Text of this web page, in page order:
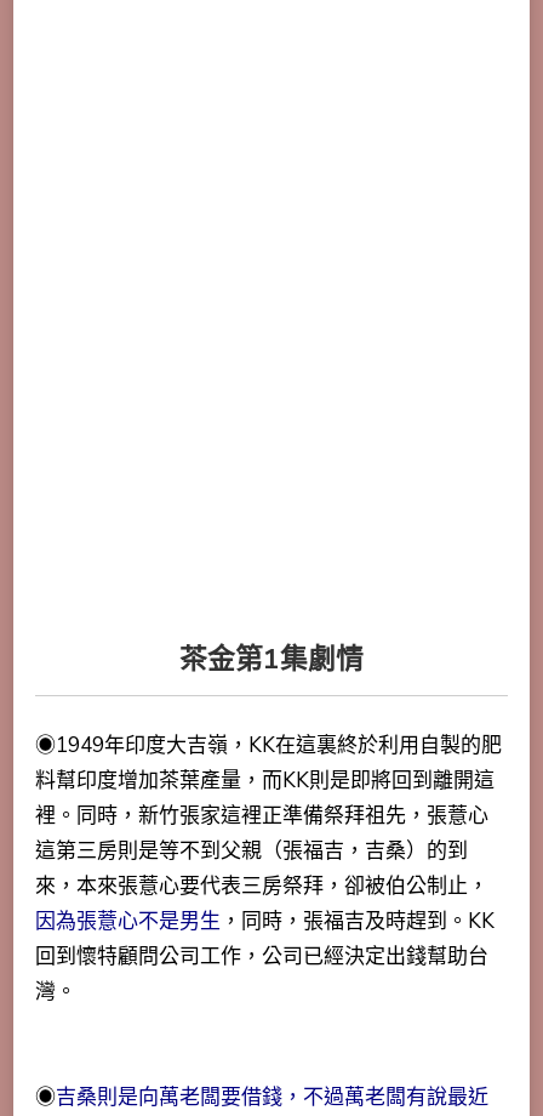
茶金第1集劇情
◉1949年印度大吉嶺，KK在這裏終於利用自製的肥
料幫印度增加茶葉產量，而KK則是即將回到離開這
裡。同時，新竹張家這裡正準備祭拜祖先，張薏心
這第三房則是等不到父親（張福吉，吉桑）的到
來，本來張薏心要代表三房祭拜，卻被伯公制止，
因為張薏心不是男生 ，同時，張福吉及時趕到。KK
回到懷特顧問公司工作，公司已經決定出錢幫助台
灣。
◉吉桑則是向萬老闆要借錢，不過萬老闆有說最近